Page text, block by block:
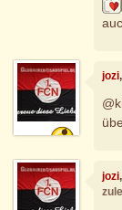
jozi
jozi